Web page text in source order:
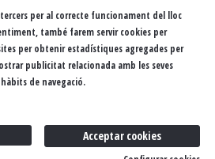
de privacitat
Sitemap
FAQS Butlletí Contacteu
per al correcte funcionament del lloc
també farem servir cookies per
per obtenir estadístiques agregades per
publicitat relacionada amb les seves
de navegació.
Acceptar cookies